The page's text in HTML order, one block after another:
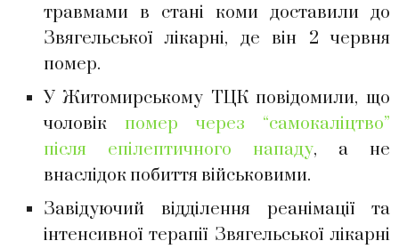
травмами в стані коми доставили до
Звягельської лікарні, де він 2 червня
помер.
У Житомирському ТЦК повідомили, що
чоловік помер через “самокаліцтво”
після епілептичного нападу, а не
внаслідок побиття військовими.
Завідуючий відділення реанімації та
інтенсивної терапії Звягельської лікарні